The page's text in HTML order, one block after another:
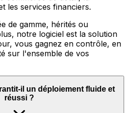
les services financiers.
de gamme, hérités ou
notre logiciel est la solution
vous gagnez en contrôle, en
sur l'ensemble de vos
il un déploiement fluide et
réussi ?